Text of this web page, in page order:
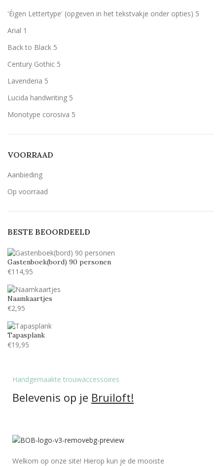
WitWit
'Éigen Lettertype' (opgeven in het tekstvakje onder opties) 5
Arial 1
Back to Black 5
Century Gothic 5
Lavenderia 5
Lucida handwriting 5
Monotype corosiva 5
VOORRAAD
Aanbieding
Op voorraad
BESTE BEOORDEELD
Gastenboek(bord) 90 personen
€114,95
Naamkaartjes
€2,95
Tapasplank
€19,95
Handgemaakte trouwaccessoires
Belevenis op je Bruiloft!
Welkom op onze site! Hierop kun je de mooiste